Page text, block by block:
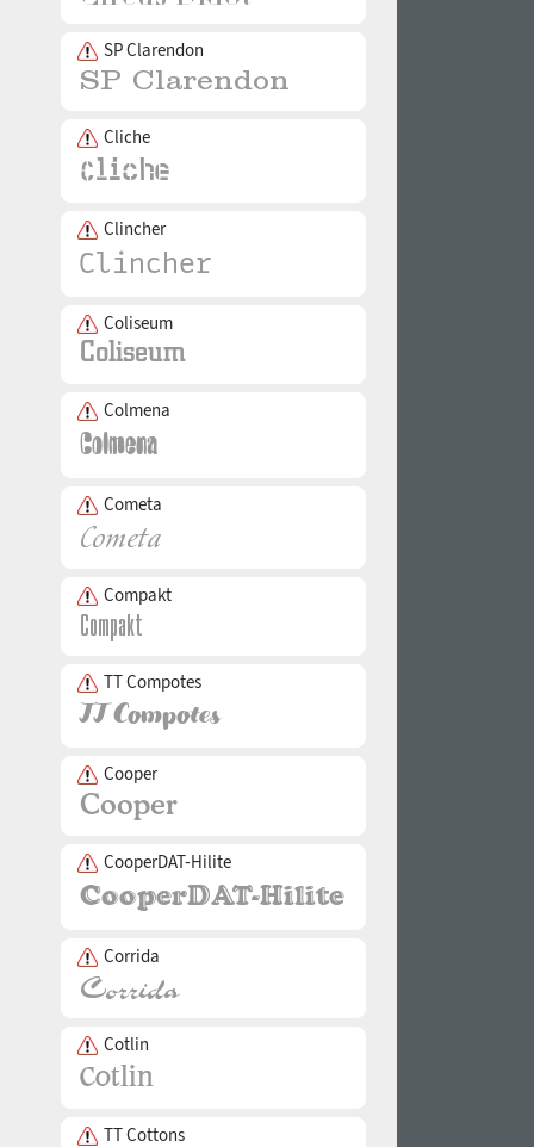
SP Clarendon
Cliche
Clincher
Coliseum
Colmena
Cometa
Compakt
TT Compotes
Cooper
CooperDAT-Hilite
Corrida
Cotlin
TT Cottons